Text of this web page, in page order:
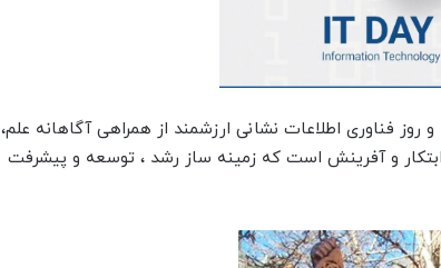
و روز فناوری اطلاعات نشانی ارزشمند از همراهی آگاهانه علم،
ابتکار و آفرینش است که زمینه ساز رشد ، توسعه و پیشرفت